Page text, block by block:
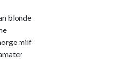
blonde
milf